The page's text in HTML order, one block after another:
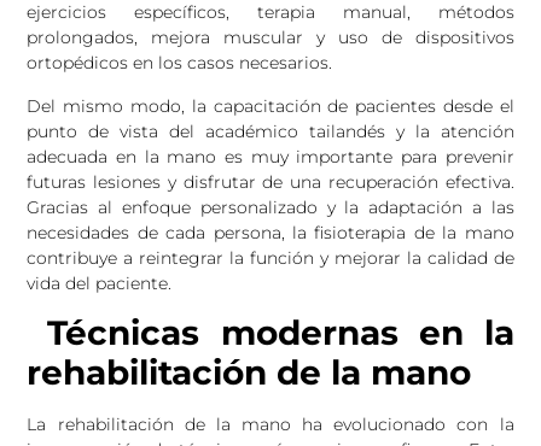
ejercicios específicos, terapia manual, métodos
prolongados, mejora muscular y uso de dispositivos
ortopédicos en los casos necesarios.
Del mismo modo, la capacitación de pacientes desde el
punto de vista del académico tailandés y la atención
adecuada en la mano es muy importante para prevenir
futuras lesiones y disfrutar de una recuperación efectiva.
Gracias al enfoque personalizado y la adaptación a las
necesidades de cada persona, la fisioterapia de la mano
contribuye a reintegrar la función y mejorar la calidad de
vida del paciente.
Técnicas modernas en la
rehabilitación de la mano
La rehabilitación de la mano ha evolucionado con la